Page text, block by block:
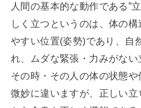
人間の基本的な動作である”
しく立つというのは、体の
やすい位置(姿勢)であり、自
れ、ムダな緊張・力みがない
その時・その人の体の状態
微妙に違いますが、正しい